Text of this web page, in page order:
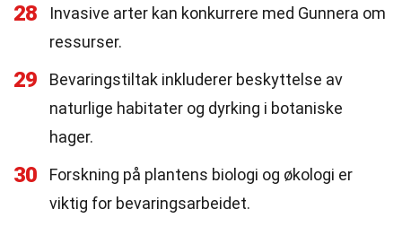
28
Invasive arter kan konkurrere med Gunnera om
ressurser.
29
Bevaringstiltak inkluderer beskyttelse av
naturlige habitater og dyrking i botaniske
hager.
30
Forskning på plantens biologi og økologi er
viktig for bevaringsarbeidet.